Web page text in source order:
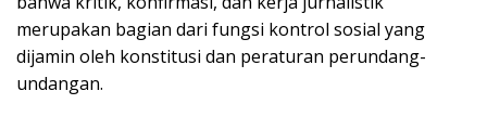
merupakan bagian dari fungsi kontrol sosial yang
dijamin oleh konstitusi dan peraturan perundang-
undangan.